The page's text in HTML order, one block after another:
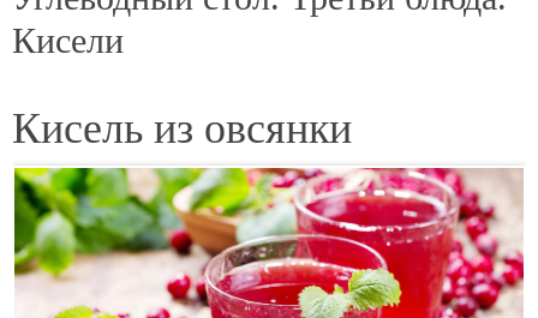
Кисели
Кисель из овсянки